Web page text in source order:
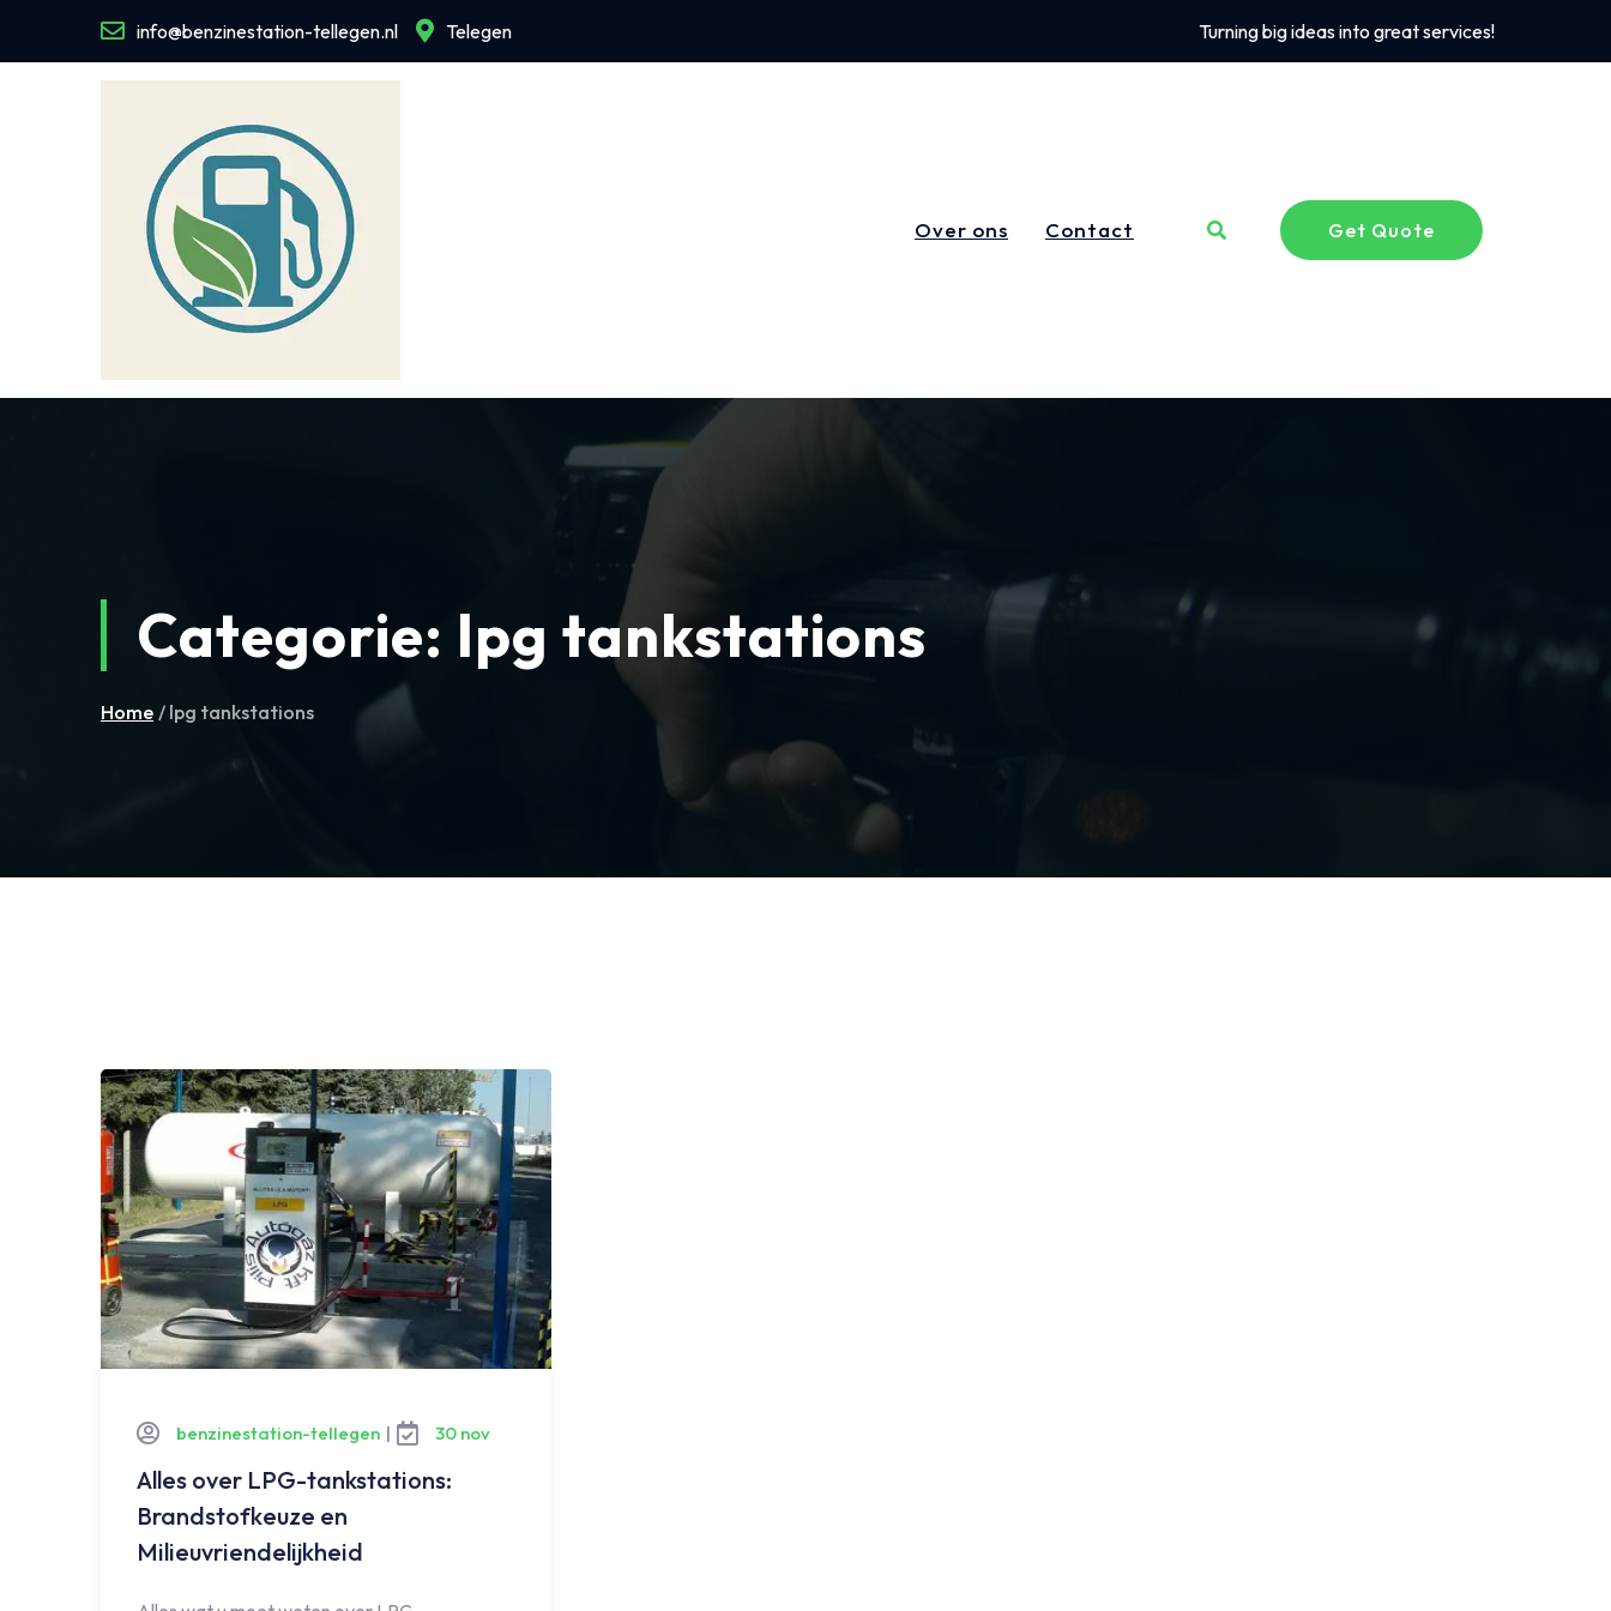
inhoud
info@benzinestation-tellegen.nl Telegen Turning big ideas into great services!
Over ons Contact Get Quote
Categorie: lpg tankstations
Home / lpg tankstations
benzinestation-tellegen | 30 nov
Alles over LPG-tankstations:
Brandstofkeuze en
Milieuvriendelijkheid